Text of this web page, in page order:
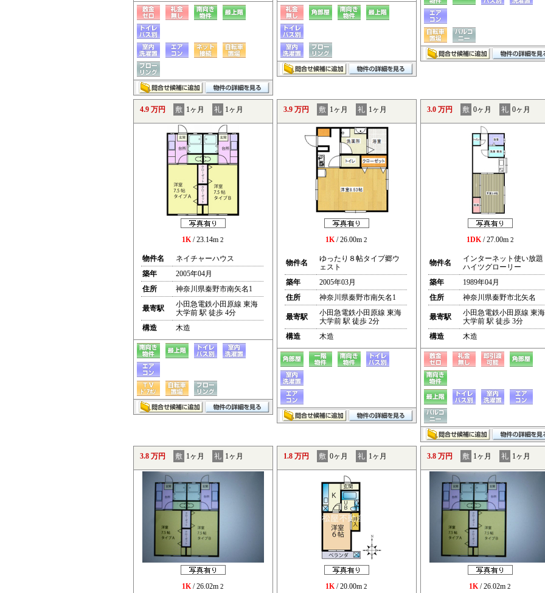
4.9 万円 敷 1ヶ月 礼 1ヶ月
1K/ 23.14m 2
物件名
ネイチャーハウス
築年
2005年04月
住所
神奈川県秦野市南矢名1
最寄駅
小田急電鉄小田原線 東海
大学前 駅 徒歩 4分
構造
木造
3.9 万円 敷 1ヶ月 礼 1ヶ月
1K/ 26.00m 2
物件名
ゆったり８帖タイプ郷ウ
ェスト
築年
2005年03月
住所
神奈川県秦野市南矢名1
最寄駅
小田急電鉄小田原線 東海
大学前 駅 徒歩 2分
構造
木造
3.0 万円 敷 0ヶ月 礼 0ヶ月
1DK/ 27.00m 2
物件名
インターネット使い放題
ハイツグローリー
築年
1989年04月
住所
神奈川県秦野市北矢名
最寄駅
小田急電鉄小田原線 東海
大学前 駅 徒歩 3分
構造
木造
3.8 万円 敷 1ヶ月 礼 1ヶ月
1K/ 26.02m 2
1.8 万円 敷 0ヶ月 礼 1ヶ月
1K/ 20.00m 2
3.8 万円 敷 1ヶ月 礼 1ヶ月
1K/ 26.02m 2